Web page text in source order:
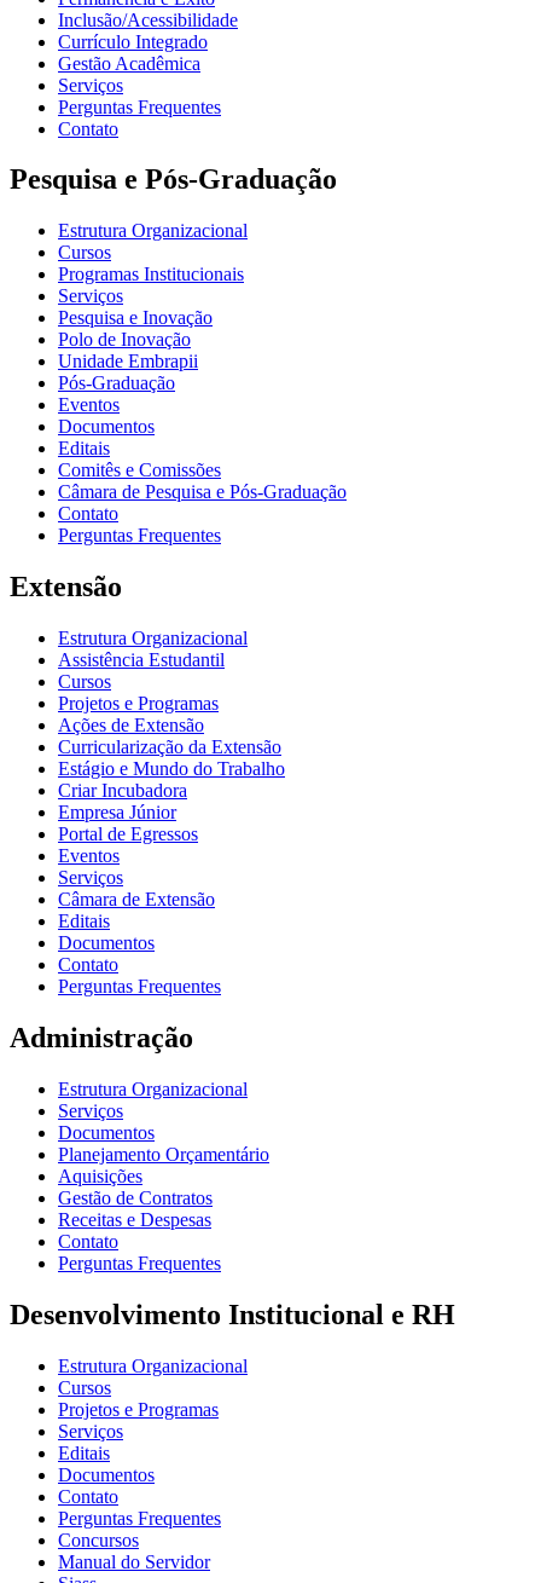
Inclusão/Acessibilidade
Currículo Integrado
Gestão Acadêmica
Serviços
Perguntas Frequentes
Contato
Pesquisa e Pós-Graduação
Estrutura Organizacional
Cursos
Programas Institucionais
Serviços
Pesquisa e Inovação
Polo de Inovação
Unidade Embrapii
Pós-Graduação
Eventos
Documentos
Editais
Comitês e Comissões
Câmara de Pesquisa e Pós-Graduação
Contato
Perguntas Frequentes
Extensão
Estrutura Organizacional
Assistência Estudantil
Cursos
Projetos e Programas
Ações de Extensão
Curricularização da Extensão
Estágio e Mundo do Trabalho
Criar Incubadora
Empresa Júnior
Portal de Egressos
Eventos
Serviços
Câmara de Extensão
Editais
Documentos
Contato
Perguntas Frequentes
Administração
Estrutura Organizacional
Serviços
Documentos
Planejamento Orçamentário
Aquisições
Gestão de Contratos
Receitas e Despesas
Contato
Perguntas Frequentes
Desenvolvimento Institucional e RH
Estrutura Organizacional
Cursos
Projetos e Programas
Serviços
Editais
Documentos
Contato
Perguntas Frequentes
Concursos
Manual do Servidor